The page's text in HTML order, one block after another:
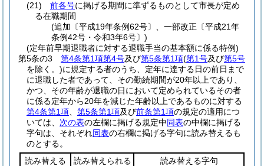
(21)
前各号に掲げる期間に準ずるものとして市長が定め
る在職期間
(追加〔平成19年条例62号〕、一部改正〔平成21年
条例42号・令和3年6号〕)
(定年前早期退職者に対する退職手当の基本額に係る特例)
第5条の3
第4条第1項第4号及び第5条第1項(第1号及び第5号
を除く。)に規定する者のうち、定年に達する日の前日まで
に退職した者であって、その勤続期間が20年以上であり、
かつ、その年齢が退職の日において定められているその者
に係る定年から20年を減じた年齢以上であるものに対する
第4条第1項
第5条第1項及び前条第1項の規定の適用につ
いては、 次の表の左欄に掲げる規定中同表の中欄に掲げる
字句は、それぞれ同表の右欄に掲げる字句に読み替えるも
のとする。
読み替える
読み替えられる
読み替える字句